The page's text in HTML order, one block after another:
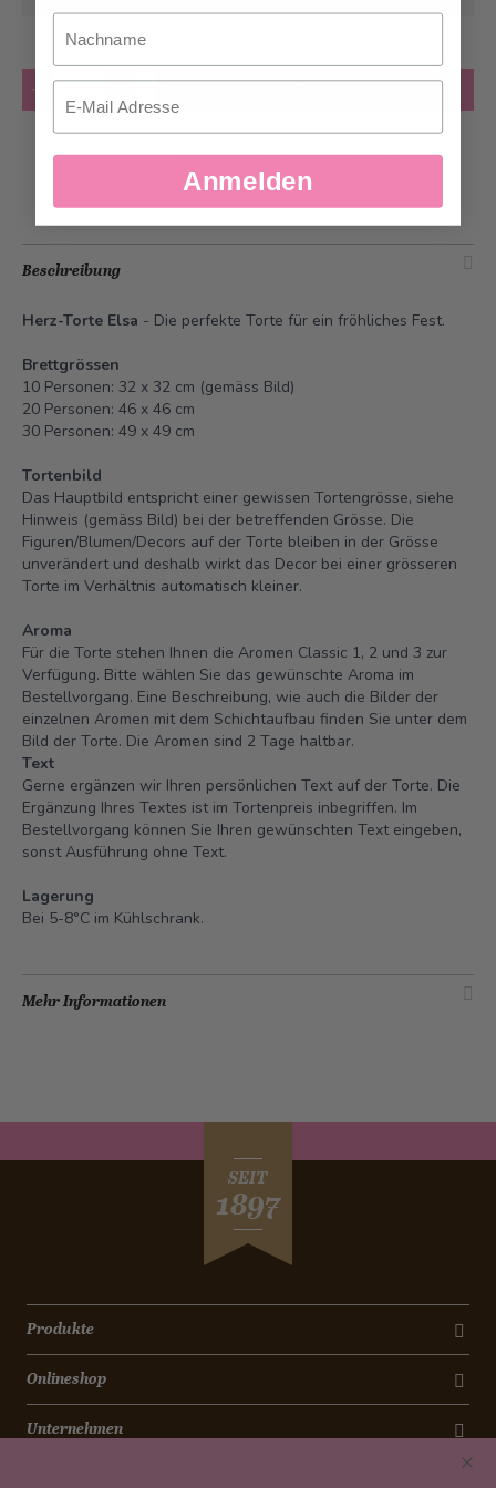
Anzahl in den Warenkorb
Zur Wunschliste hinzufügen
Beschreibung
Herz-Torte Elsa - Die perfekte Torte für ein fröhliches Fest.
Brettgrössen
10 Personen: 32 x 32 cm (gemäss Bild)
20 Personen: 46 x 46 cm
30 Personen: 49 x 49 cm
Tortenbild
Das Hauptbild entspricht einer gewissen Tortengrösse, siehe
Hinweis (gemäss Bild) bei der betreffenden Grösse. Die
Figuren/Blumen/Decors auf der Torte bleiben in der Grösse
unverändert und deshalb wirkt das Decor bei einer grösseren
Torte im Verhältnis automatisch kleiner.
Aroma
Für die Torte stehen Ihnen die Aromen Classic 1, 2 und 3 zur
Verfügung. Bitte wählen Sie das gewünschte Aroma im
Bestellvorgang. Eine Beschreibung, wie auch die Bilder der
einzelnen Aromen mit dem Schichtaufbau finden Sie unter dem
Bild der Torte. Die Aromen sind 2 Tage haltbar.
Text
Gerne ergänzen wir Ihren persönlichen Text auf der Torte. Die
Ergänzung Ihres Textes ist im Tortenpreis inbegriffen. Im
Bestellvorgang können Sie Ihren gewünschten Text eingeben,
sonst Ausführung ohne Text.
Lagerung
Bei 5-8°C im Kühlschrank.
Mehr Informationen
SEIT
1897
Produkte
Onlineshop
Unternehmen
Nachname
Email
Anmelden